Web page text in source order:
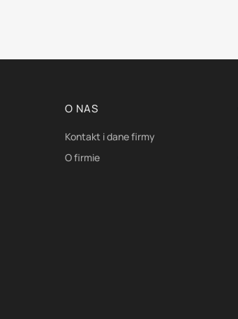
Linki w stopce
O NAS
Kontakt i dane firmy
O firmie